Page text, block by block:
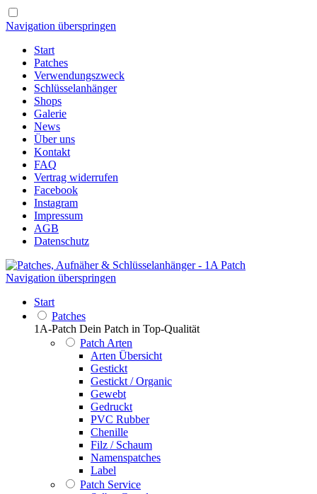
Navigation überspringen
Start
Patches
Verwendungszweck
Schlüsselanhänger
Shops
Galerie
News
Über uns
Kontakt
FAQ
Vertrag widerrufen
Facebook
Instagram
Impressum
AGB
Datenschutz
Navigation überspringen
Start
Patches
1A-Patch Dein Patch in Top-Qualität
Patch Arten
Arten Übersicht
Gestickt
Gestickt / Organic
Gewebt
Gedruckt
PVC Rubber
Chenille
Filz / Schaum
Namenspatches
Label
Patch Service